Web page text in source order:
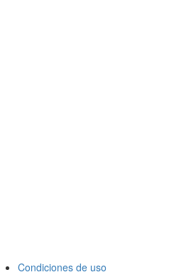
Condiciones de uso